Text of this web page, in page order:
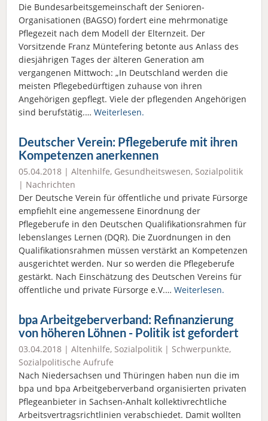
Die Bundesarbeitsgemeinschaft der Senioren-
Organisationen (BAGSO) fordert eine mehrmonatige
Pflegezeit nach dem Modell der Elternzeit. Der
Vorsitzende Franz Müntefering betonte aus Anlass des
diesjährigen Tages der älteren Generation am
vergangenen Mittwoch: „In Deutschland werden die
meisten Pflegebedürftigen zuhause von ihren
Angehörigen gepflegt. Viele der pflegenden Angehörigen
sind berufstätig.… Weiterlesen.
Deutscher Verein: Pflegeberufe mit ihren
Kompetenzen anerkennen
05.04.2018 | Altenhilfe, Gesundheitswesen, Sozialpolitik
| Nachrichten
Der Deutsche Verein für öffentliche und private Fürsorge
empfiehlt eine angemessene Einordnung der
Pflegeberufe in den Deutschen Qualifikationsrahmen für
lebenslanges Lernen (DQR). Die Zuordnungen in den
Qualifikationsrahmen müssen verstärkt an Kompetenzen
ausgerichtet werden. Nur so werden die Pflegeberufe
gestärkt. Nach Einschätzung des Deutschen Vereins für
öffentliche und private Fürsorge e.V.… Weiterlesen.
bpa Arbeitgeberverband: Refinanzierung
von höheren Löhnen - Politik ist gefordert
03.04.2018 | Altenhilfe, Sozialpolitik | Schwerpunkte,
Sozialpolitische Aufrufe
Nach Niedersachsen und Thüringen haben nun die im
bpa und bpa Arbeitgeberverband organisierten privaten
Pflegeanbieter in Sachsen-Anhalt kollektivrechtliche
Arbeitsvertragsrichtlinien verabschiedet. Damit wollten